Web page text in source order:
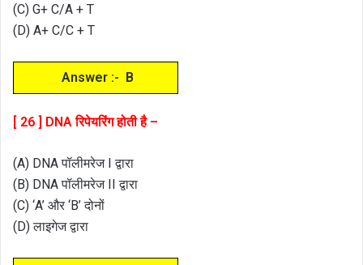
(C) G+ C/A + T
(D) A+ C/C + T
Answer :- B
[ 26 ] DNA रिपेयरिंग होती है –
(A) DNA पॉलीमरेज I द्वारा
(B) DNA पॉलीमरेज II द्वारा
(C) ‘A’ और ‘B’ दोनों
(D) लाइगेज द्वारा